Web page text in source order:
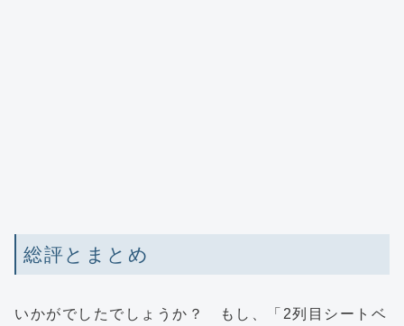
総評とまとめ
いかがでしたでしょうか？ もし、「2列目シートベ